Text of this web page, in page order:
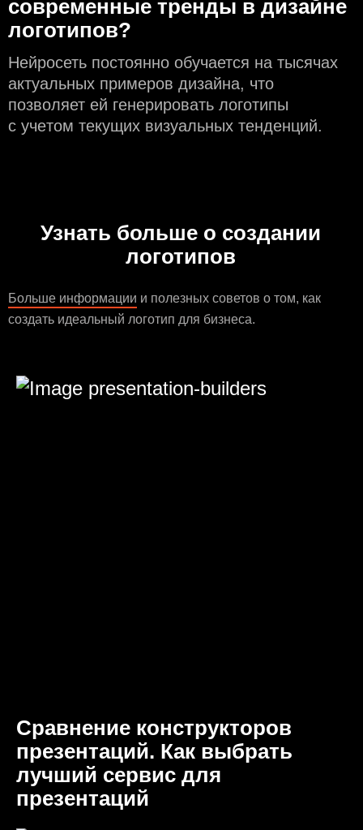
современные тренды в дизайне
логотипов?
Нейросеть постоянно обучается на тысячах
актуальных примеров дизайна, что
позволяет ей генерировать логотипы
с учeтом текущих визуальных тенденций.
Узнать больше о создании
логотипов
Больше информации и полезных советов о том, как
создать идеальный логотип для бизнеса.
Сравнение конструкторов
презентаций. Как выбрать
лучший сервис для
презентаций